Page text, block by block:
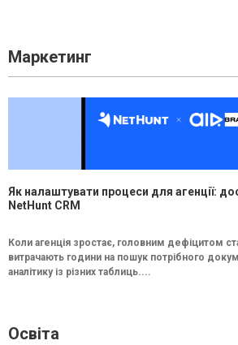
Маркетинг
Як налаштувати процеси для агенції:
NetHunt CRM
Коли агенція зростає, головним дефіцитом
витрачають години на пошук потрібного
аналітику із різних таблиць....
Освіта